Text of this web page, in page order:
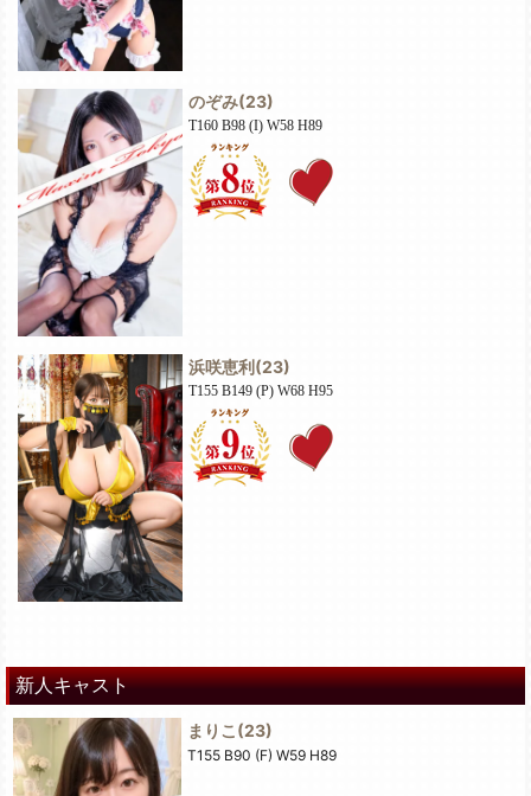
のぞみ(23)
T160 B98 (I) W58 H89
浜咲恵利(23)
T155 B149 (P) W68 H95
新人キャスト
まりこ (23)
T155 B90 (F) W59 H89